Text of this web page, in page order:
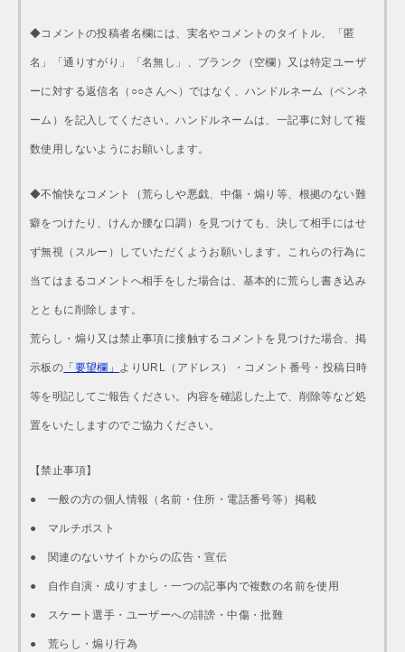
◆コメントの投稿者名欄には、実名やコメントのタイトル、「匿
名」「通りすがり」「名無し」、ブランク（空欄）又は特定ユーザ
ーに対する返信名（○○さんへ）ではなく、ハンドルネーム（ペンネ
ーム）を記入してください。ハンドルネームは、一記事に対して複
数使用しないようにお願いします。
◆不愉快なコメント（荒らしや悪戯、中傷・煽り等、根拠のない難
癖をつけたり、けんか腰な口調）を見つけても、決して相手にはせ
ず無視（スルー）していただくようお願いします。これらの行為に
当てはまるコメントへ相手をした場合は、基本的に荒らし書き込み
とともに削除します。
荒らし・煽り又は禁止事項に接触するコメントを見つけた場合、掲
示板の 「要望欄」 よりURL（アドレス）・コメント番号・投稿日時
等を明記してご報告ください。内容を確認した上で、削除等など処
置をいたしますのでご協力ください。
【禁止事項】
● 一般の方の個人情報（名前・住所・電話番号等）掲載
● マルチポスト
● 関連のないサイトからの広告・宣伝
● 自作自演・成りすまし・一つの記事内で複数の名前を使用
● スケート選手・ユーザーへの誹謗・中傷・批難
● 荒らし・煽り行為